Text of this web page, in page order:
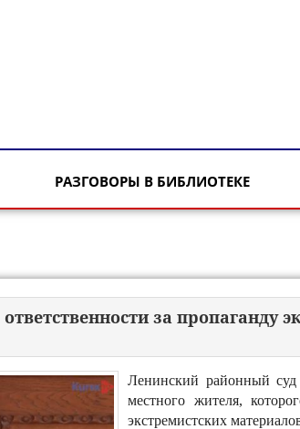
РАЗГОВОРЫ В БИБЛИОТЕКЕ
за пропаганду
Ленинский районный
местного жителя,
экстремистских